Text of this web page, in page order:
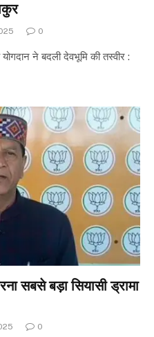
0
ने बदली देवभूमि की तस्वीर :
सबसे बड़ा सियासी ड्रामा
0